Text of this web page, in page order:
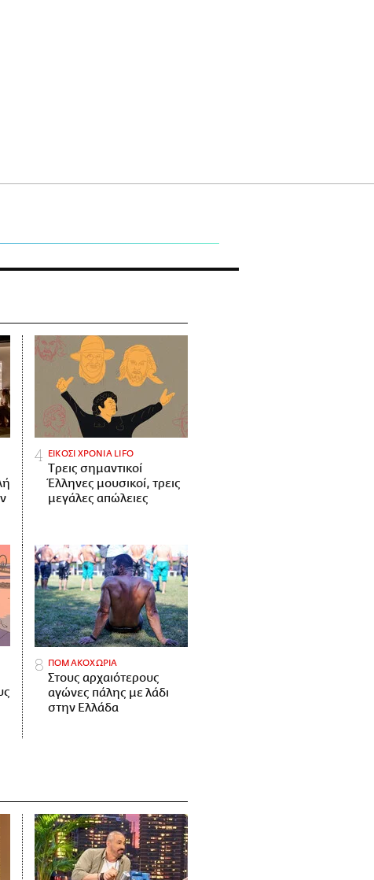
ΕΙΚΟΣΙ ΧΡΟΝΙΑ LIFO
Tρεις σημαντικοί
Έλληνες μουσικοί, τρεις
μεγάλες απώλειες
ΠΟΜΑΚΟΧΩΡΙΑ
Στους αρχαιότερους
αγώνες πάλης με λάδι
στην Ελλάδα